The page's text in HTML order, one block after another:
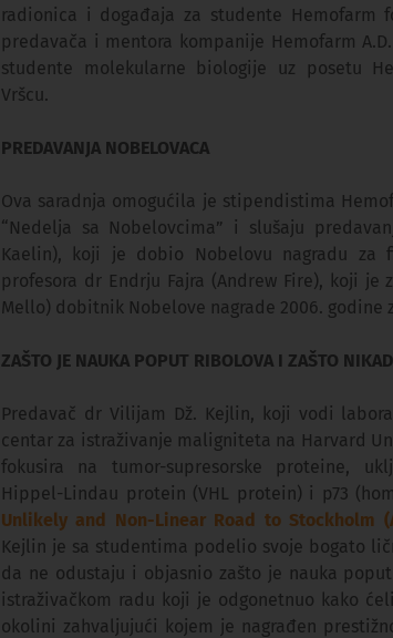
radionica i događaja za studente Hemofarm
predavača i mentora kompanije Hemofarm
studente molekularne biologije uz posetu
Vršcu.
PREDAVANJA NOBELOVACA
Ova saradnja omogućila je stipendistima
“Nedelja sa Nobelovcima” i slušaju
Kaelin), koji je dobio Nobelovu nagradu za
profesora dr Endrju Fajra (Andrew Fire), koji je
Mello) dobitnik Nobelove nagrade 2006.
ZAŠTO JE NAUKA POPUT RIBOLOVA I ZAŠTO
Predavač dr Vilijam Dž. Kejlin, koji vodi
centar za istraživanje maligniteta na Harvard
fokusira na tumor-supresorske proteine,
Hippel-Lindau protein (VHL protein) i p73
Unlikely and Non-Linear Road to Stockholm
Kejlin je sa studentima podelio svoje bogato
da ne odustaju i objasnio zašto je nauka
istraživačkom radu koji je odgonetnuo kako
okolini zahvaljujući kojem je nagrađen